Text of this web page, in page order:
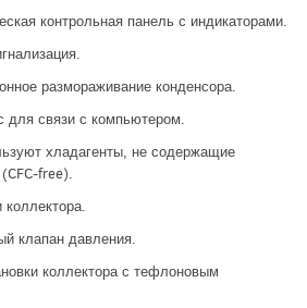
контрольная панель с индикаторами.
размораживание конденсора.
для связи с компьютером.
хладагенты, не содержащие
free).
клапан давления.
коллектора с тефлоновым